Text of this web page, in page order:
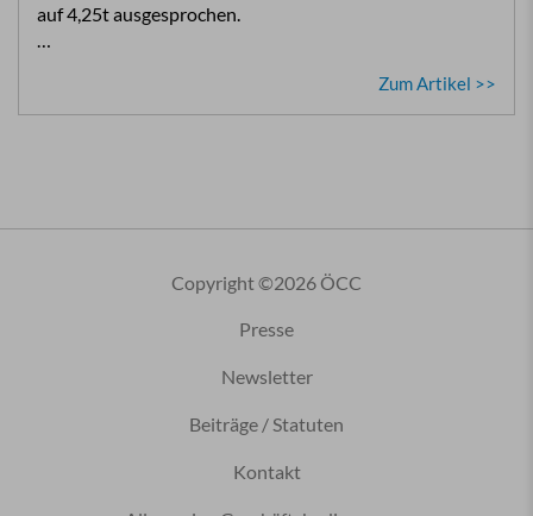
auf 4,25t ausgesprochen.
…
Zum Artikel >>
Copyright ©2026 ÖCC
Presse
Newsletter
Beiträge / Statuten
Kontakt